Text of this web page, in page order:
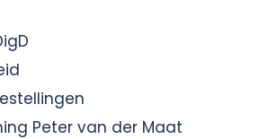
Peter van der Maat